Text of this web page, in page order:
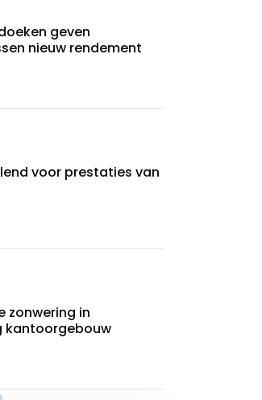
geven
nieuw rendement
voor prestaties van
zonwering in
kantoorgebouw